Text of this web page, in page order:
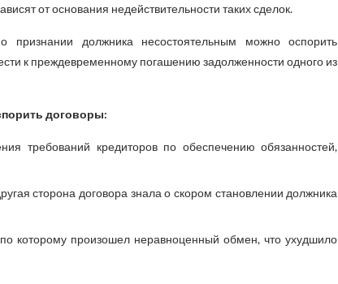
от основания недействительности таких сделок.
должника несостоятельным можно оспорить
к преждевременному погашению задолженности одного из
договоры:
требований кредиторов по обеспечению обязанностей,
сторона договора знала о скором становлении должника
которому произошел неравноценный обмен, что ухудшило